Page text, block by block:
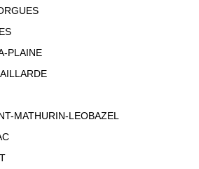
PLAINE
MATHURIN-LEOBAZEL